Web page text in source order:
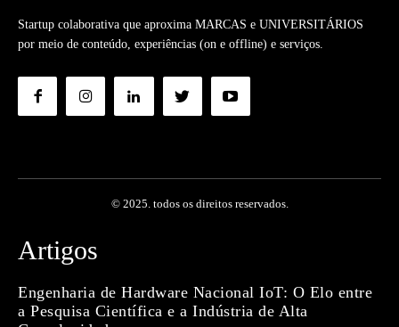
Startup colaborativa que aproxima MARCAS e UNIVERSITÁRIOS
por meio de conteúdo, experiências (on e offline) e serviços.
© 2025. todos os direitos reservados.
Artigos
Engenharia de Hardware Nacional IoT: O Elo entre
a Pesquisa Científica e a Indústria de Alta